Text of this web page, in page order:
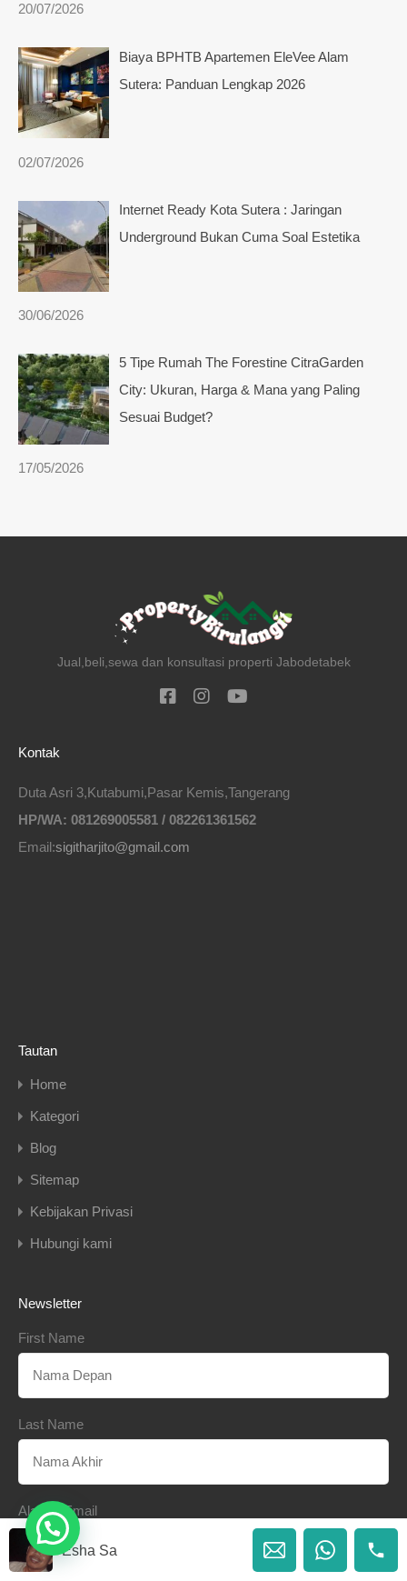
20/07/2026
Biaya BPHTB Apartemen EleVee Alam
Sutera: Panduan Lengkap 2026
02/07/2026
Internet Ready Kota Sutera : Jaringan
Underground Bukan Cuma Soal Estetika
30/06/2026
5 Tipe Rumah The Forestine CitraGarden
City: Ukuran, Harga & Mana yang Paling
Sesuai Budget?
17/05/2026
Jual,beli,sewa dan konsultasi properti Jabodetabek
Kontak
Duta Asri 3,Kutabumi,Pasar Kemis,Tangerang
HP/WA: 081269005581 / 082261361562
Email:sigitharjito@gmail.com
Tautan
Home
Kategori
Blog
Sitemap
Kebijakan Privasi
Hubungi kami
Newsletter
First Name
Last Name
Alamat Email
Esha Sa